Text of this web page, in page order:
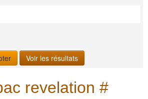
revelation #